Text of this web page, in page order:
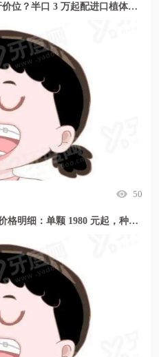
四川达州医附大口腔半口种植牙价位？半口 3 万起配进口植体，缺牙修复方案更安心
50
呼和浩特圣瑞口腔 2026 种植牙价格明细：单颗 1980 元起，种牙贵不贵看这里！